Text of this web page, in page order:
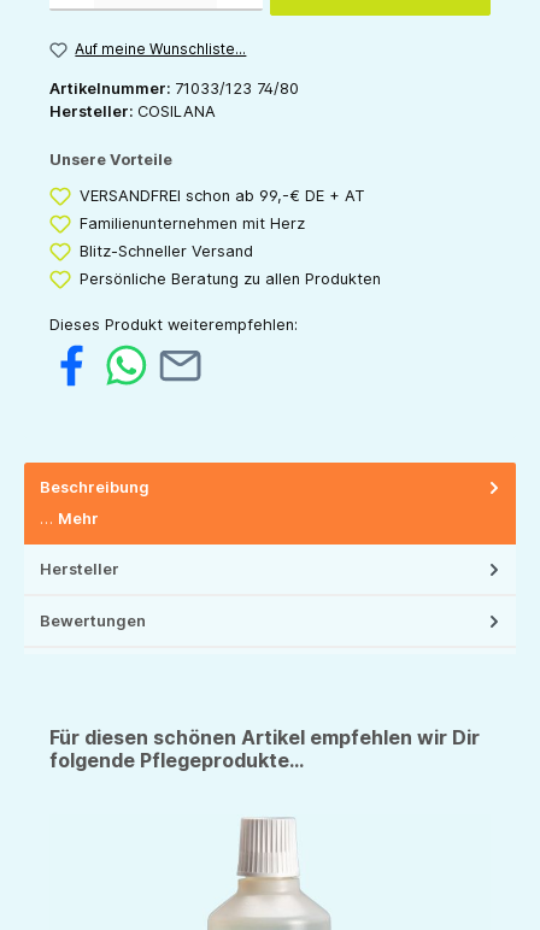
Auf meine Wunschliste...
Artikelnummer: 71033/123 74/80
Hersteller: COSILANA
Unsere Vorteile
VERSANDFREI schon ab 99,-€ DE + AT
Familienunternehmen mit Herz
Blitz-Schneller Versand
Persönliche Beratung zu allen Produkten
Dieses Produkt weiterempfehlen:
Beschreibung
… Mehr
Hersteller
Bewertungen
Für diesen schönen Artikel empfehlen wir Dir
folgende Pflegeprodukte...